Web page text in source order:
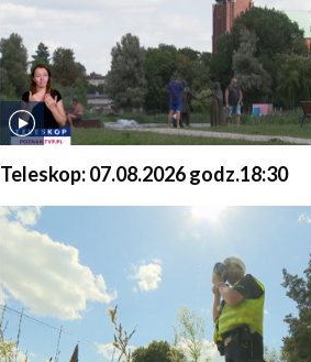
Teleskop: 07.08.2026 godz.18:30